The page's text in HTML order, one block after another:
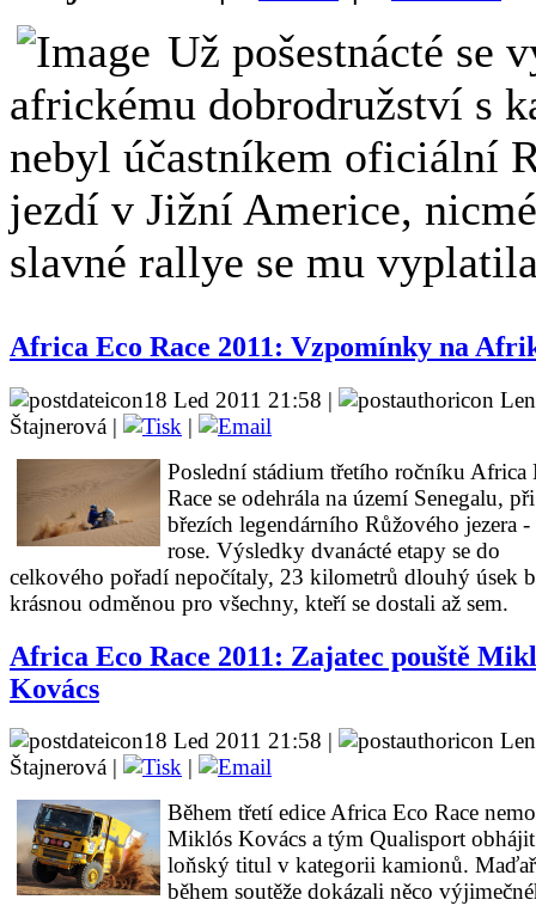
Už pošestnácté se
africkému dobrodružství s
nebyl účastníkem oficiální
jezdí v Jižní Americe,
slavné rallye se mu
Africa Eco Race 2011: Vzpomínky na
18 Led 2011 21:58 |
Štajnerová |
|
Poslední stádium třetího ročníku Africa
Race se odehrála na území Senegalu, při
březích legendárního Růžového jezera -
rose. Výsledky dvanácté etapy se do
celkového pořadí nepočítaly, 23 kilometrů dlouhý úsek
krásnou odměnou pro všechny, kteří se dostali až sem.
Africa Eco Race 2011: Zajatec pouště
Kovács
18 Led 2011 21:58 |
Štajnerová |
|
Během třetí edice Africa Eco Race
Miklós Kovács a tým Qualisport obhájit
loňský titul v kategorii kamionů.
během soutěže dokázali něco